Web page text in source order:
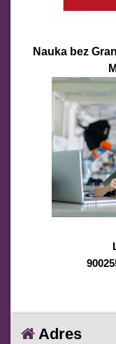
Nauka bez
Adres